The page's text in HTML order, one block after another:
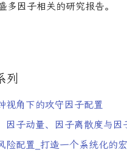
多因子相关的研究报告。
列
视角下的攻守因子配置
因子动量、因子离散度与因
险配置_打造一个系统化的